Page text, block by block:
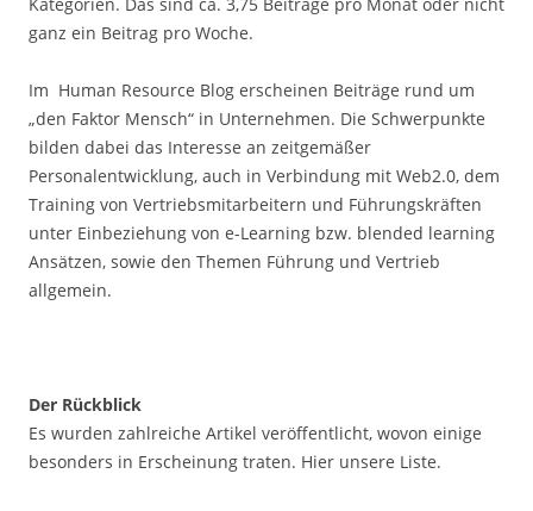
ganz ein Beitrag pro Woche.
Im Human Resource Blog erscheinen Beiträge rund um
„den Faktor Mensch“ in Unternehmen. Die Schwerpunkte
bilden dabei das Interesse an zeitgemäßer
Personalentwicklung, auch in Verbindung mit Web2.0, dem
Training von Vertriebsmitarbeitern und Führungskräften
unter Einbeziehung von e-Learning bzw. blended learning
Ansätzen, sowie den Themen Führung und Vertrieb
allgemein.
Der Rückblick
Es wurden zahlreiche Artikel veröffentlicht, wovon einige
besonders in Erscheinung traten. Hier unsere Liste.